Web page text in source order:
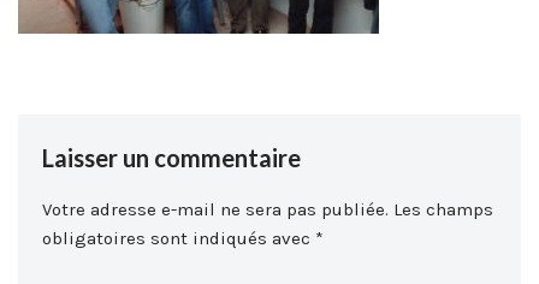
Laisser un commentaire
Votre adresse e-mail ne sera pas publiée. Les champs
obligatoires sont indiqués avec *